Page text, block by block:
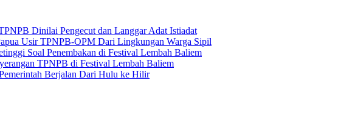
Dinilai Pengecut dan Langgar Adat Istiadat
Usir TPNPB-OPM Dari Lingkungan Warga Sipil
Soal Penembakan di Festival Lembah Baliem
TPNPB di Festival Lembah Baliem
Berjalan Dari Hulu ke Hilir